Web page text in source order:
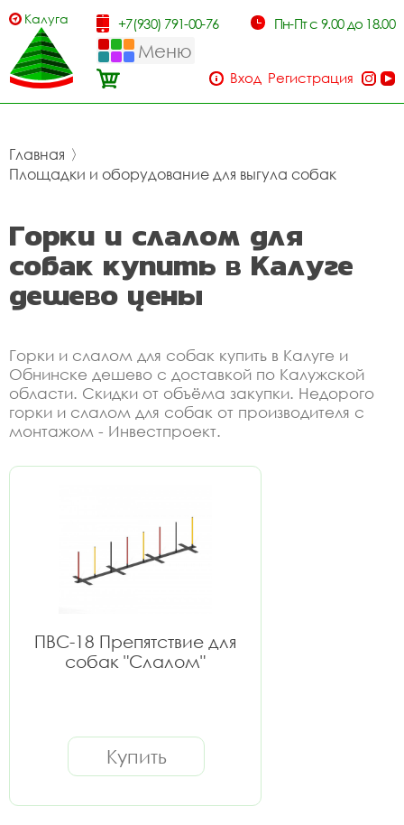
Калуга +7(930) 791-00-76 Пн-Пт с 9.00 до 18.00
Меню
Вход Регистрация
Главная 〉
Площадки и оборудование для выгула собак
Горки и слалом для
собак купить в Калуге
дешево цены
Горки и слалом для собак купить в Калуге и
Обнинске дешево с доставкой по Калужской
области. Скидки от объёма закупки. Недорого
горки и слалом для собак от производителя с
монтажом - Инвестпроект.
ПВС-18 Препятствие для
собак "Слалом"
Купить